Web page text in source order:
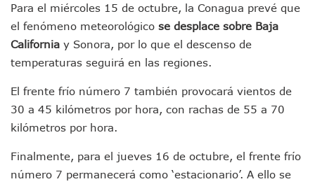
Morenistas Imparten Taller En Puerto Vallarta
CEDHJ Señala Violaciones A Derechos De Víctima De
Ayutla Bajo Investigación Tras Reporte De Posible
Maleza Crece En Camellones De La Principal Avenida
Bruno Blancas Reúne A Especialistas Para Analizar La
Entregan Aparato Auditivo A Don Juan Ramírez En Puerto
Juan Carlos Castro Realiza Asamblea Informativa En La
Viajar A Puerto Vallarta Este Verano Puede Costar Hasta
Buscan Reducir Riesgos Por Cocodrilos En Playas De
Para el miércoles 15 de octubre, la Conagua prevé que
el fenómeno meteorológico se desplace sobre Baja
California y Sonora, por lo que el descenso de
temperaturas seguirá en las regiones.
El frente frío número 7 también provocará vientos de
30 a 45 kilómetros por hora, con rachas de 55 a 70
kilómetros por hora.
Finalmente, para el jueves 16 de octubre, el frente frío
número 7 permanecerá como ‘estacionario’. A ello se